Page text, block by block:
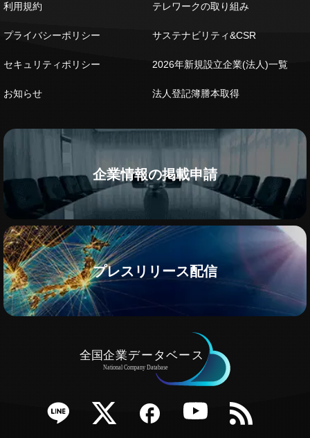
利用規約
プライバシーポリシー
セキュリティポリシー
お知らせ
テレワークの取り組み
サステナビリティ&CSR
2026年新規設立企業(法人)一覧
法人登記簿謄本取得
企業情報の掲載申請
プレスリリース配信
Twitter Facebook YouTube RSS